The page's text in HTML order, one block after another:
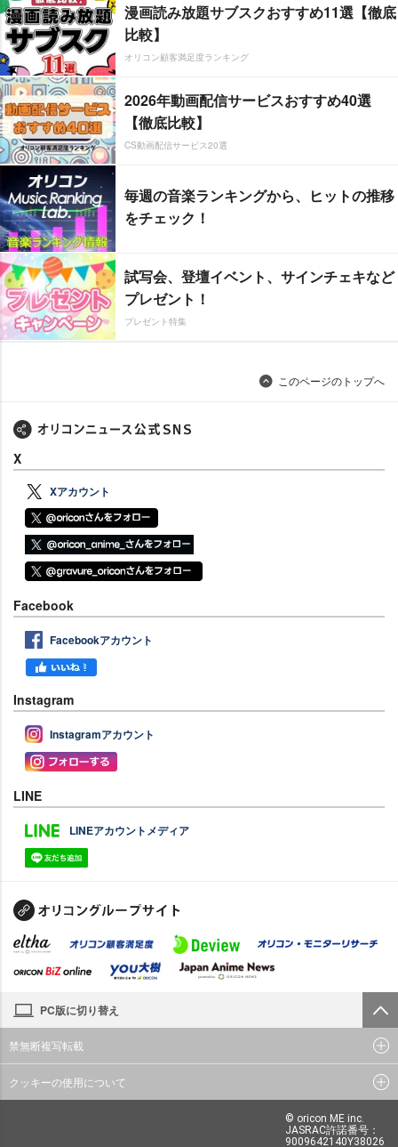
漫画読み放題サブスクおすすめ11選【徹底
比較】
オリコン顧客満足度ランキング
2026年動画配信サービスおすすめ40選
【徹底比較】
CS動画配信サービス20選
毎週の音楽ランキングから、ヒットの推移
をチェック！
試写会、登壇イベント、サインチェキなど
プレゼント！
プレゼント特集
このページのトップへ
X
Xアカウント
Facebook
Facebookアカウント
Instagram
Instagramアカウント
LINE
LINEアカウントメディア
PC版に切り替え
禁無断複写転載
クッキーの使用について
© oricon ME inc.
JASRAC許諾番号：
9009642140Y38026